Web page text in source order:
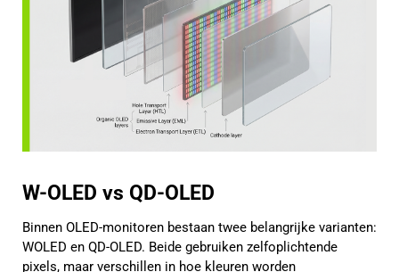
W-OLED vs QD-OLED
Binnen OLED-monitoren bestaan twee belangrijke varianten:
WOLED en QD-OLED. Beide gebruiken zelfoplichtende
pixels, maar verschillen in hoe kleuren worden